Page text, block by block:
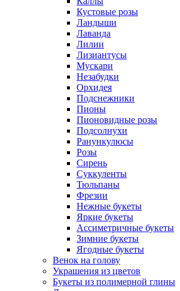
Кустовые розы
Ландыши
Лаванда
Лилии
Лизиантусы
Мускари
Незабудки
Орхидея
Подснежники
Пионы
Пионовидные розы
Подсолнухи
Ранункулюсы
Розы
Сирень
Суккуленты
Тюльпаны
Фрезии
Нежные букеты
Яркие букеты
Ассиметричные букеты
Зимние букеты
Ягодные букеты
Венок на голову
Украшения из цветов
Букеты из полимерной глины